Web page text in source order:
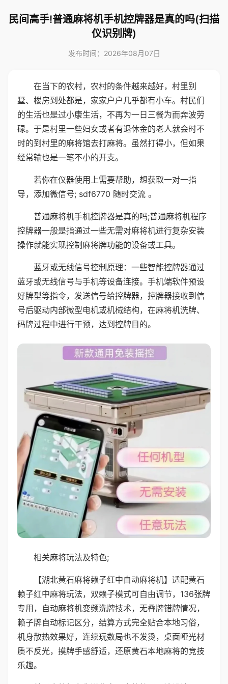
民间高手!普通麻将机手机控牌器是真的吗(扫描
仪识别牌)
发布时间：2026年08月07日
在当下的农村，农村的条件越来越好，村里别
墅、楼房到处都是，家家户户几乎都有小车。村民们
的生活也是过小康生活，不再为一日三餐为而奔波劳
碌。于是村里一些妇女或者有退休金的老人就会时不
时的到村里的麻将馆去打麻将。虽然打得小，但如果
经常输也是一笔不小的开支。
若你在仪器使用上需要帮助，想获取一对一指
导，添加微信号; sdf6770 随时交流 。
普通麻将机手机控牌器是真的吗;普通麻将机程序
控牌器一般是指通过一些无需对麻将机进行复杂安装
操作就能实现控制麻将牌功能的设备或工具。
蓝牙或无线信号控制原理：一些智能控牌器通过
蓝牙或无线信号与手机等设备连接。手机端软件预设
好牌型等指令，发送信号给控牌器，控牌器接收到信
号后驱动内部微型电机或机械结构，在麻将机洗牌、
码牌过程中进行干预，达到控牌目的。
相关麻将玩法及特色;
【湖北黄石麻将赖子红中自动麻将机】适配黄石
赖子红中麻将玩法，双赖子模式可自由调节，136张牌
专用，自动麻将机变频洗牌技术，无叠牌错牌情况，
赖子牌自动标记区分，结算方式完全贴合本地习俗，
机身散热效果好，连续玩数局也不发烫，桌面哑光材
质不反光，摸牌手感舒适，还原黄石本地麻将的竞技
乐趣。